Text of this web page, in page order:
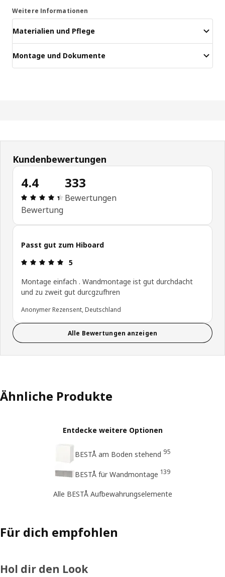
Weitere Informationen
Materialien und Pflege
Montage und Dokumente
Kundenbewertungen
4.4
Produktbewertung: 4.4 von 5 Sterne Alle
Bewertung
333
Bewertungen
Passt gut zum Hiboard
Produktbewertung: 5 von 5 Sterne
5
Montage einfach . Wandmontage ist gut durchdacht
und zu zweit gut durcgzufhren
Anonymer Rezensent, Deutschland
Alle Bewertungen anzeigen
Ähnliche Produkte
Entdecke weitere Optionen
BESTÅ am Boden stehend 95
BESTÅ für Wandmontage 139
Alle BESTÅ Aufbewahrungselemente
Für dich empfohlen
Hol dir den Look